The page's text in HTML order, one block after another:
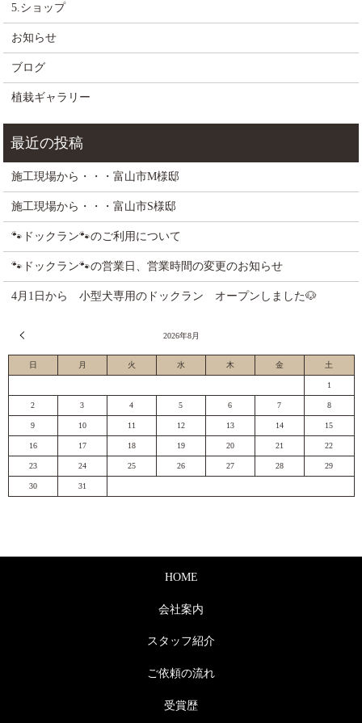
5.ショップ
お知らせ
ブログ
植栽ギャラリー
施工現場から・・・富山市M様邸
施工現場から・・・富山市S様邸
🐾ドックラン🐾のご利用について
🐾ドックラン🐾の営業日、営業時間の変更のお知らせ
4月1日から 小型犬専用のドックラン オープンしました🐶
2026年8月
日 月 火 水 木 金 土
1
2 3 4 5 6 7 8
9 10 11 12 13 14 15
16 17 18 19 20 21 22
23 24 25 26 27 28 29
30 31
HOME
会社案内
スタッフ紹介
ご依頼の流れ
受賞歴